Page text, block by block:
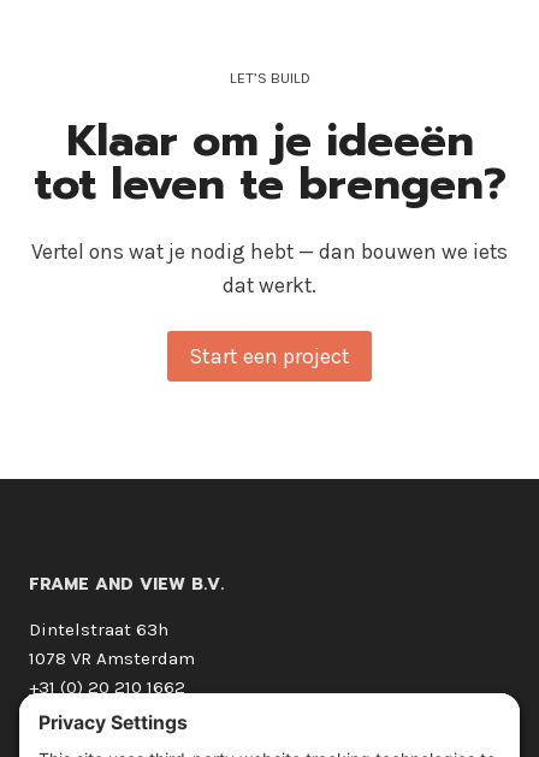
LET’S BUILD
Klaar om je ideeën
tot leven te brengen?
Vertel ons wat je nodig hebt — dan bouwen we iets
dat werkt.
Start een project
FRAME AND VIEW B.V.
Dintelstraat 63h
1078 VR Amsterdam
+31 (0) 20 210 1662
The Netherlands